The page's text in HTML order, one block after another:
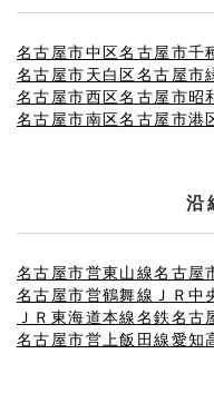
名古屋市中区名古屋市千
名古屋市天白区名古屋市
名古屋市西区名古屋市昭
名古屋市南区名古屋市港
沿
名古屋市営東山線名古屋
名古屋市営鶴舞線 ＪＲ中
ＪＲ東海道本線名鉄名古
名古屋市営上飯田線愛知